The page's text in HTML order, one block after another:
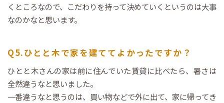
くところなので、こだわりを持って決めていくというのは大事
なのかなと思います。
Q5.ひとと木で家を建ててよかったですか？
ひとと木さんの家は前に住んでいた賃貸に比べたら、暑さは
全然違うなと思いました。
一番違うなと思うのは、買い物などで外に出て、家に帰ってき